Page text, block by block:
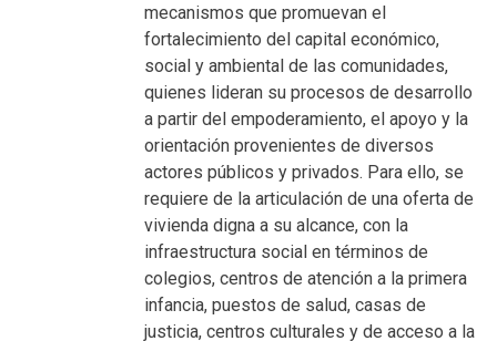
mecanismos que promuevan el
fortalecimiento del capital económico,
social y ambiental de las comunidades,
quienes lideran su procesos de desarrollo
a partir del empoderamiento, el apoyo y la
orientación provenientes de diversos
actores públicos y privados. Para ello, se
requiere de la articulación de una oferta de
vivienda digna a su alcance, con la
infraestructura social en términos de
colegios, centros de atención a la primera
infancia, puestos de salud, casas de
justicia, centros culturales y de acceso a la